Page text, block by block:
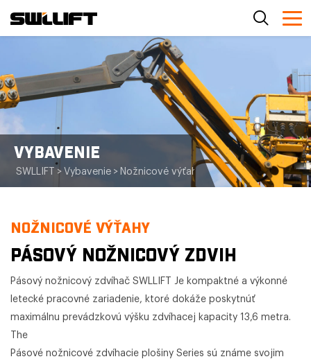
VYBAVENIE
SWLLIFT > Vybavenie > Nožnicové výťahy >Pásový nožnicový
NOŽNICOVÉ VÝŤAHY
PÁSOVÝ NOŽNICOVÝ ZDVIH
Pásový nožnicový zdvíhač SWLLIFT Je kompaktné a výkonné
letecké pracovné zariadenie, ktoré dokáže poskytnúť
maximálnu prevádzkovú výšku zdvíhacej kapacity 13,6 metra.
The
Pásové nožnicové zdvíhacie plošiny Series sú známe svojim